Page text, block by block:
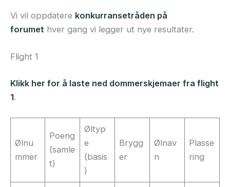
Vi vil oppdatere konkurransetråden på
forumet hver gang vi legger ut nye resultater.
Flight 1
Klikk her for å laste ned dommerskjemaer fra flight
1.
Ølnu
mmer
Poeng
(samle
t)
Øltyp
e
(basis
)
Brygg
er
Ølnav
n
Plasse
ring